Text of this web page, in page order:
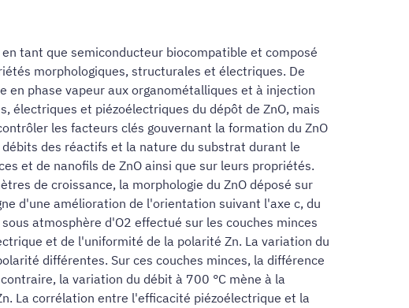
tant que semiconducteur biocompatible et composé
morphologiques, structurales et électriques. De
phase vapeur aux organométalliques et à injection
électriques et piézoélectriques du dépôt de ZnO, mais
les facteurs clés gouvernant la formation du ZnO
des réactifs et la nature du substrat durant le
et de nanofils de ZnO ainsi que sur leurs propriétés.
de croissance, la morphologie du ZnO déposé sur
d'une amélioration de l'orientation suivant l'axe c, du
atmosphère d'O2 effectué sur les couches minces
et de l'uniformité de la polarité Zn. La variation du
différentes. Sur ces couches minces, la différence
la variation du débit à 700 °C mène à la
La corrélation entre l'efficacité piézoélectrique et la